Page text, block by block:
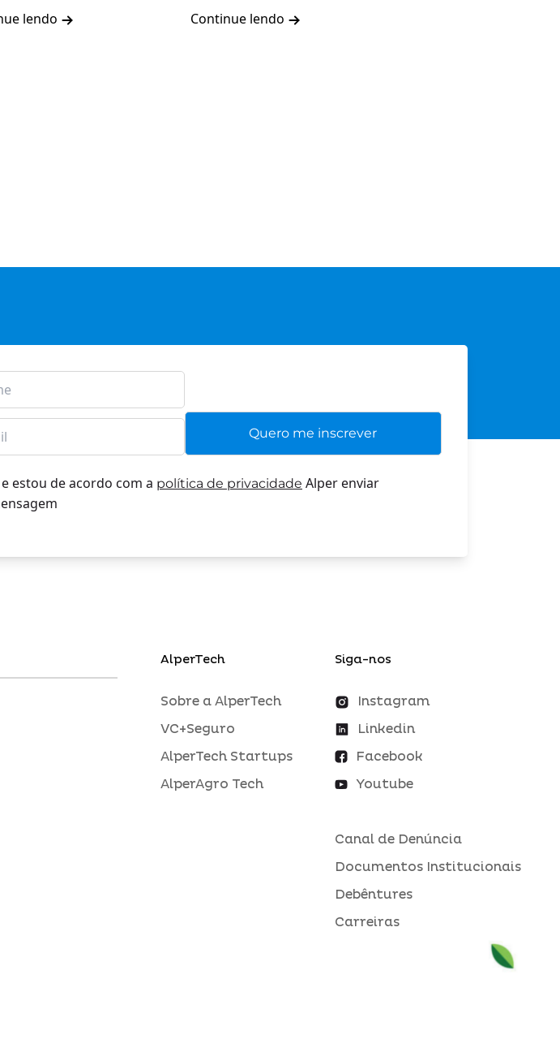
lendo Continue lendo
e estou de acordo com a política de privacidade Alper enviar
AlperTech
Sobre a AlperTech
VC+Seguro
AlperTech Startups
AlperAgro Tech
Siga-nos
Instagram
Linkedin
Facebook
Youtube
Canal de Denúncia
Documentos Institucionais
Debêntures
Carreiras